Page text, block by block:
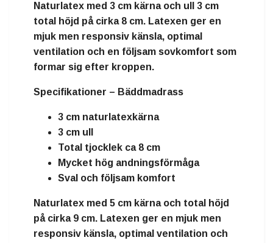
Naturlatex med 3 cm kärna och ull 3 cm
total höjd på cirka 8 cm. Latexen ger en
mjuk men responsiv känsla, optimal
ventilation och en följsam sovkomfort som
formar sig efter kroppen.
Specifikationer – Bäddmadrass
3 cm naturlatexkärna
3 cm ull
Total tjocklek ca 8 cm
Mycket hög andningsförmåga
Sval och följsam komfort
Naturlatex med 5 cm kärnaoch total höjd
på cirka 9 cm. Latexen ger en mjuk men
responsiv känsla, optimal ventilation och